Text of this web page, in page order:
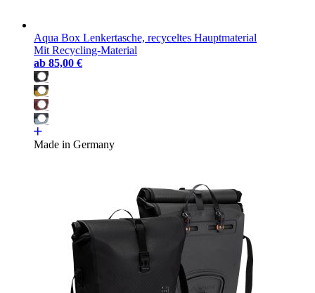
Aqua Box Lenkertasche, recyceltes Hauptmaterial
Mit Recycling-Material
ab 85,00 €
Made in Germany